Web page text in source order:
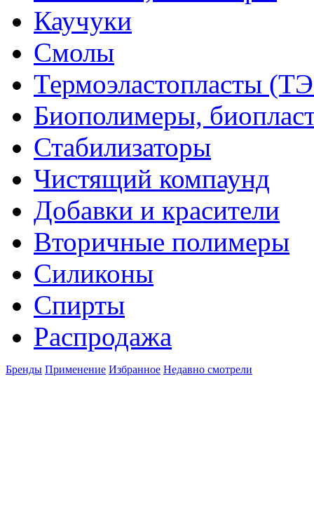
Каучуки
Смолы
Термоэластопласты
Биополимеры,
Стабилизаторы
Чистящий компаунд
Добавки и красители
Вторичные полимеры
Силиконы
Спирты
Распродажа
Бренды Применение Избранное Недавно смотрели